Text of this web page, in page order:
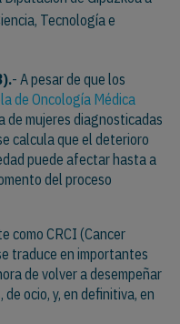
Tecnología e
- A pesar de que los
de Oncología Médica
de mujeres diagnosticadas
calcula que el deterioro
puede afectar hasta a
del proceso
como CRCI (Cancer
traduce en importantes
de volver a desempeñar
ocio, y, en definitiva, en